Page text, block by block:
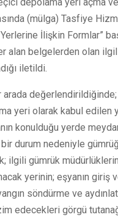
(mülga) Tasfiye
İlişkin Formlar”
alan belgelerden olan
iletildi.
yeri olarak kabul edilen
konulduğu yerde
durum nedeniyle
ilgili gümrük
yerinin; eşyanın giriş ve
söndürme ve
edecekleri görgü